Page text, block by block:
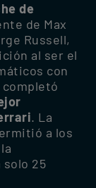
de
de Max
Russell,
al ser el
con
. La
a los
solo 25